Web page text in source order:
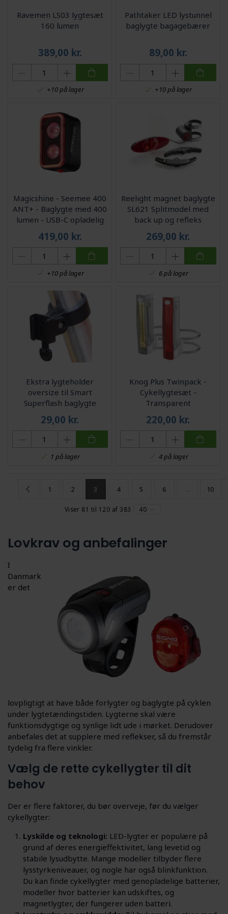
Ravemen LS03 lygtesæt
160 lumen
389,00 kr.
+10 på lager
Pathtaker LED lystunnel
baglygte bagagebærer
89,00 kr.
+10 på lager
Magicshine - Seemee 400
ANT+ - Baglygte med 400
lumen - USB-C opladelig
419,00 kr.
+10 på lager
Reelight magnet baglygte
SL621 Splitmodel med
back up og refleks
269,00 kr.
6 på lager
Ekstra lygteholder
oversize til Smart
Superflash baglygte
29,00 kr.
1 på lager
Knog Plus Twinpack -
Cykellygtesæt -
Transparent
220,00 kr.
4 på lager
1 2 3 4 5 6 ... 10
Viser 81 til 120 af 383 40
Lovkrav og anbefalinger
I
Danmark
er det
lovpligtigt at have både forlygter og baglygte på cyklen
under lygtetændingstiden. Lygterne skal være
funktionsdygtige og synlige lidt ude i mørket. Derudover
anbefales det at supplere med reflekser, så du fremstår
tydelig fra flere vinkler.
Vælg de rette cykellygter til dit
behov
Der er flere faktorer, du bør overveje, før du vælger
cykellygter:
Lyskilde og teknologi: LED-lygter er populære på
grund af deres energieffektivitet, lang levetid og
stabile lysudbytte. Mange modeller tilbyder flere
lysstyrkeniveauer, og nogle har også blinkfunktion.
Du kan finde cykellygter med genopladelige batterier,
modeller hvor batterier kan udskiftes, og
magnetlygter, der fungerer uden batteri.